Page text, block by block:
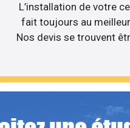
L’installation de votre
fait toujours au
Nos devis se trouvent